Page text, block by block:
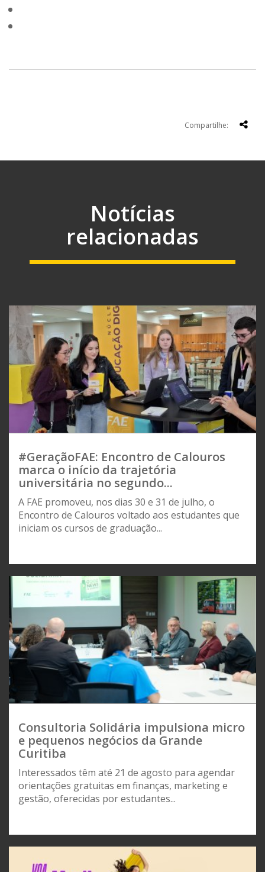
Compartilhe:
Notícias
relacionadas
#GeraçãoFAE: Encontro de Calouros
marca o início da trajetória
universitária no segundo...
A FAE promoveu, nos dias 30 e 31 de julho, o
Encontro de Calouros voltado aos estudantes que
iniciam os cursos de graduação...
Consultoria Solidária impulsiona micro
e pequenos negócios da Grande
Curitiba
Interessados têm até 21 de agosto para agendar
orientações gratuitas em finanças, marketing e
gestão, oferecidas por estudantes...